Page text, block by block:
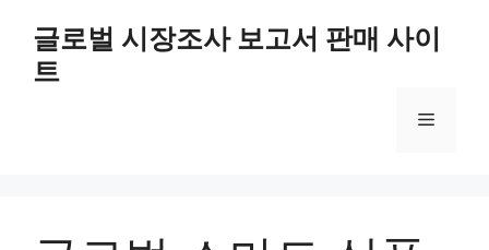
content
글로벌 시장조사 보고서 판매 사이
트
Menu